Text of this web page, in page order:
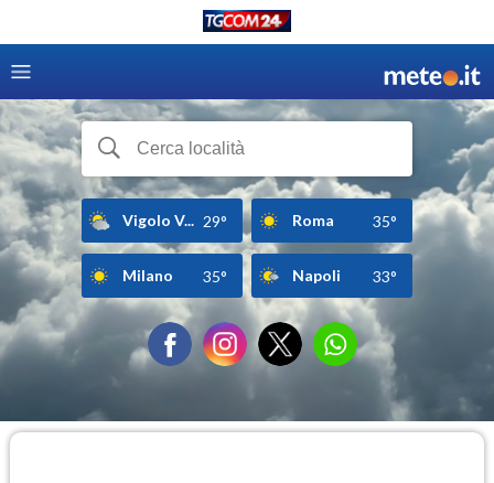
Vigolo V... 29° Roma 35°
Milano 35° Napoli 33°